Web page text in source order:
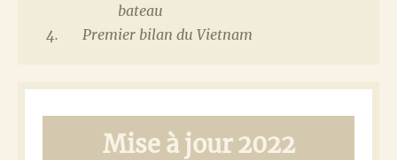
bateau
Premier bilan du Vietnam
Mise à jour 2022